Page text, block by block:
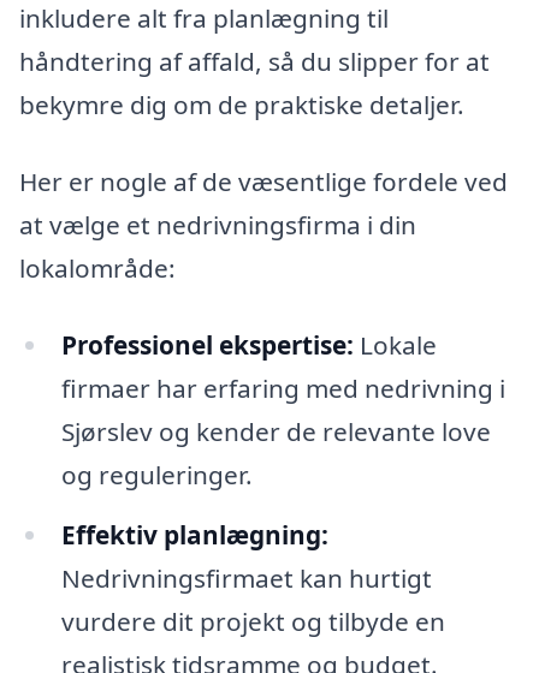
inkludere alt fra planlægning til
håndtering af affald, så du slipper for at
bekymre dig om de praktiske detaljer.
Her er nogle af de væsentlige fordele ved
at vælge et nedrivningsfirma i din
lokalområde:
Professionel ekspertise: Lokale
firmaer har erfaring med nedrivning i
Sjørslev og kender de relevante love
og reguleringer.
Effektiv planlægning:
Nedrivningsfirmaet kan hurtigt
vurdere dit projekt og tilbyde en
realistisk tidsramme og budget.